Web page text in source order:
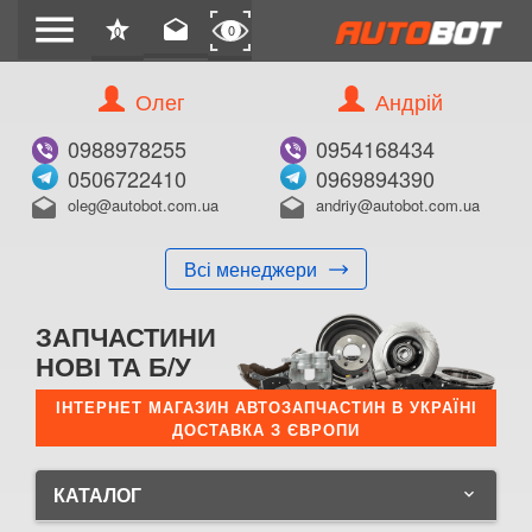
menu star
0 drafts 0
Олег
0988978255
0506722410
drafts oleg@autobot.com.ua
Всі менеджери
Андрій
0954168434
0969894390
drafts andriy@autobot.com.ua
ЗАПЧАСТИНИ
НОВІ ТА Б/У
ІНТЕРНЕТ МАГАЗИН АВТОЗАПЧАСТИН В УКРАЇНІ
ДОСТАВКА З ЄВРОПИ
КАТАЛОГ keyboard_arrow_down